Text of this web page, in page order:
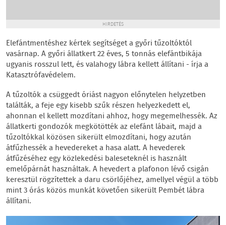
HIRDETÉS
Elefántmentéshez kértek segítséget a győri tűzoltóktól
vasárnap. A győri állatkert 22 éves, 5 tonnás elefántbikája
ugyanis rosszul lett, és valahogy lábra kellett állítani - írja a
Katasztrófavédelem.
A tűzoltók a csüggedt óriást nagyon előnytelen helyzetben
találták, a feje egy kisebb szűk részen helyezkedett el,
ahonnan el kellett mozdítani ahhoz, hogy megemelhessék. Az
állatkerti gondozók megkötötték az elefánt lábait, majd a
tűzoltókkal közösen sikerült elmozdítani, hogy azután
átfűzhessék a hevedereket a hasa alatt. A hevederek
átfűzéséhez egy közlekedési baleseteknél is használt
emelőpárnát használtak. A hevedert a plafonon lévő csigán
keresztül rögzítettek a daru csörlőjéhez, amellyel végül a több
mint 3 órás közös munkát követően sikerült Pembét lábra
állítani.